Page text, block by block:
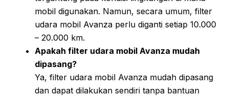
mobil digunakan. Namun, secara umum, filter
udara mobil Avanza perlu diganti setiap 10.000
– 20.000 km.
Apakah filter udara mobil Avanza mudah
dipasang?
Ya, filter udara mobil Avanza mudah dipasang
dan dapat dilakukan sendiri tanpa bantuan